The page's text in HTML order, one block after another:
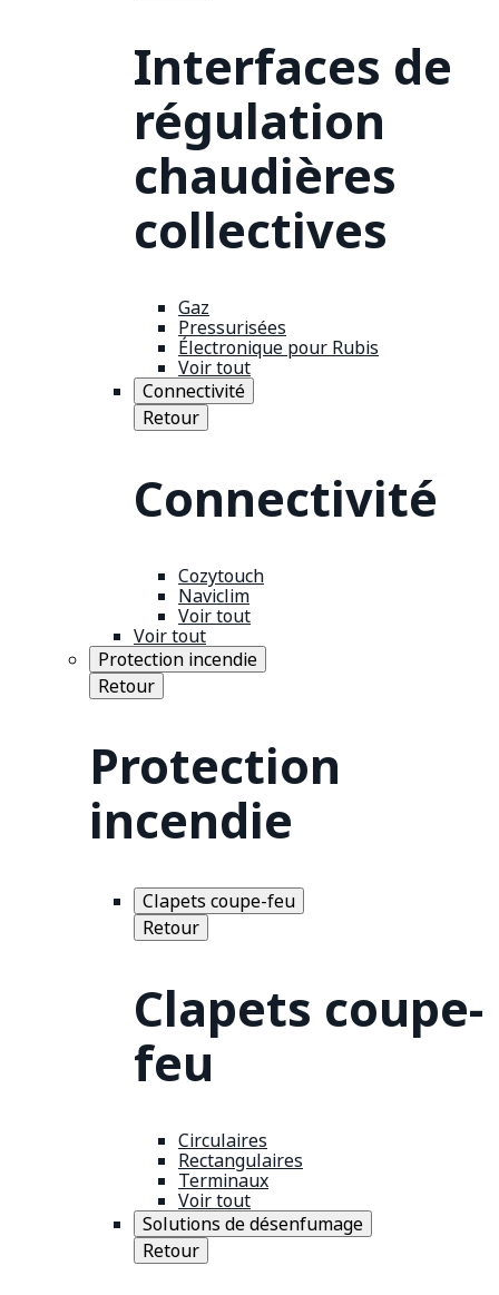
Interfaces de
régulation
chaudières
collectives
Gaz
Pressurisées
Électronique pour Rubis
Voir tout
Connectivité
Retour
Connectivité
Cozytouch
Naviclim
Voir tout
Voir tout
Protection incendie
Retour
Protection
incendie
Clapets coupe-feu
Retour
Clapets coupe-
feu
Circulaires
Rectangulaires
Terminaux
Voir tout
Solutions de désenfumage
Retour